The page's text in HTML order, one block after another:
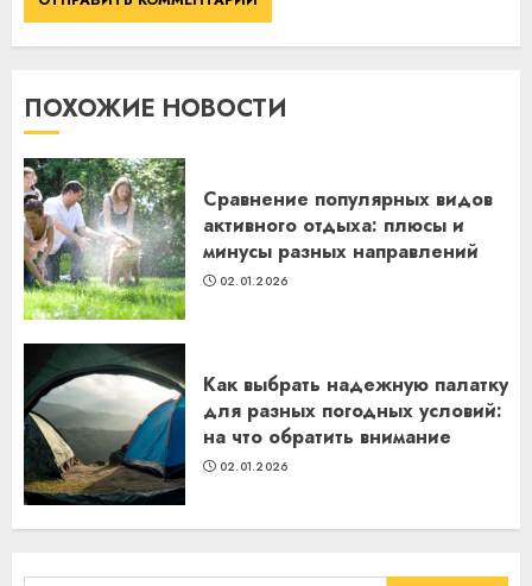
ПОХОЖИЕ НОВОСТИ
Сравнение популярных видов
активного отдыха: плюсы и
минусы разных направлений
02.01.2026
Как выбрать надежную палатку
для разных погодных условий:
на что обратить внимание
02.01.2026